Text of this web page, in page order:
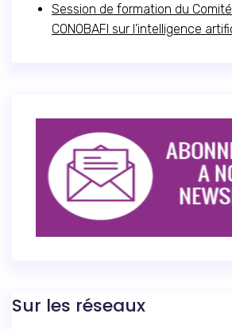
Session de formation du
CONOBAFI sur l’intelligence
Sur les réseaux